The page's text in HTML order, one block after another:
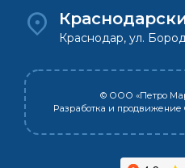
Краснодар, ул.
© ООО «Петро
Разработка и продвижение